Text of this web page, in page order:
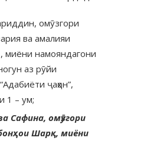
омӯзгори
ва амалияи
миёни намояндагони
аз рӯйи
ҷаҳон”,
1 – ум;
Сафина, омӯзгори
Шарқ, миёни